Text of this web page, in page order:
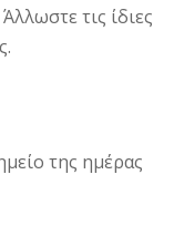
τις ίδιες
της ημέρας